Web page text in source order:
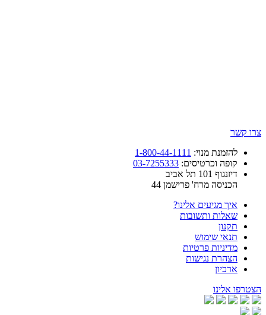
צרו קשר
להזמנת מנוי: 1-800-44-1111
קופה וכרטיסים: 03-7255333
דיזנגוף 101 תל אביב
הכניסה מרח' פרישמן 44
איך מגיעים אלינו?
שאלות ותשובות
תקנון
תנאי שימוש
מדיניות פרטיות
הצהרת נגישות
ארכיון
הצטרפו אלינו